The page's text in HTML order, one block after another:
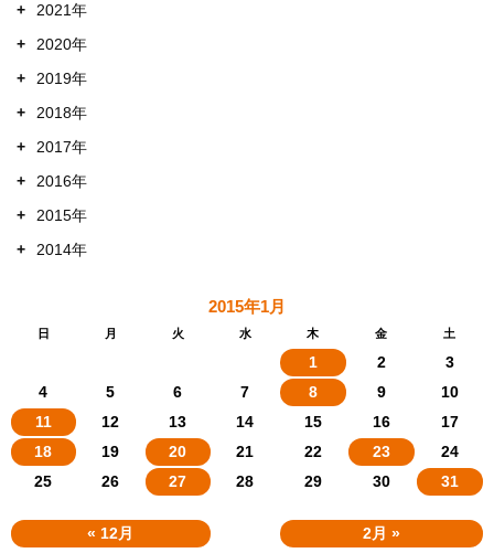
+
2021年
+
2020年
+
2019年
+
2018年
+
2017年
+
2016年
+
2015年
+
2014年
2015年1月
日 月 火 水 木 金 土
« 12月 2月 »
1 2
3
4
5 6 7 8 9
10
11
12 13 14 15 16
17
18
19 20 21 22 23
24
25
26 27 28 29 30 31